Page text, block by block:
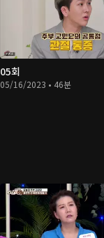
05회
05/16/2023 • 46분